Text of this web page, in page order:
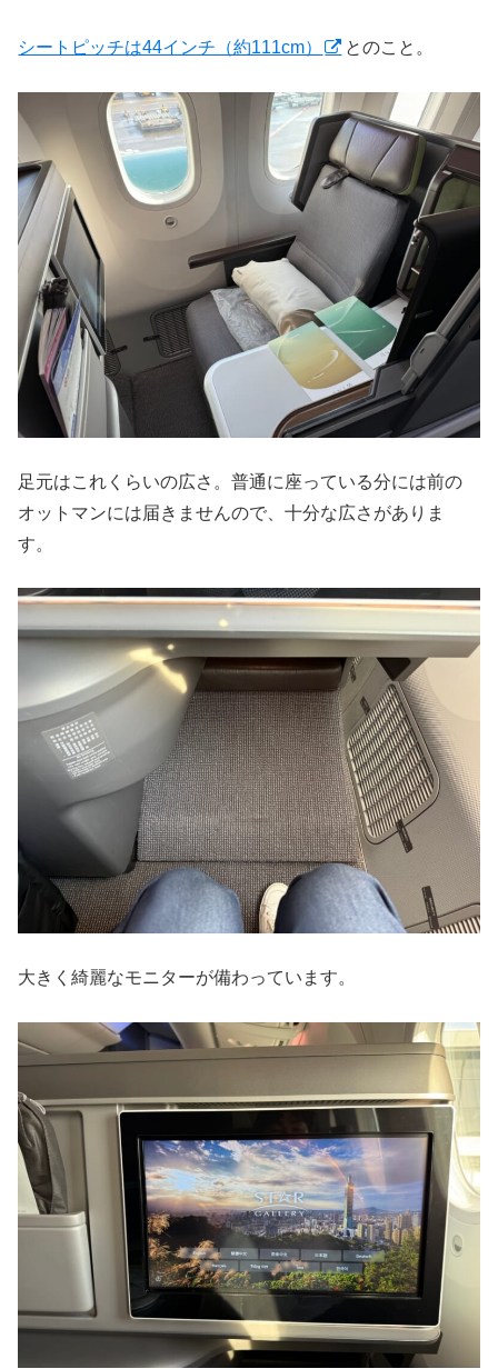
シートピッチは44インチ（約111cm） とのこと。
足元はこれくらいの広さ。普通に座っている分には前の
オットマンには届きませんので、十分な広さがありま
す。
大きく綺麗なモニターが備わっています。